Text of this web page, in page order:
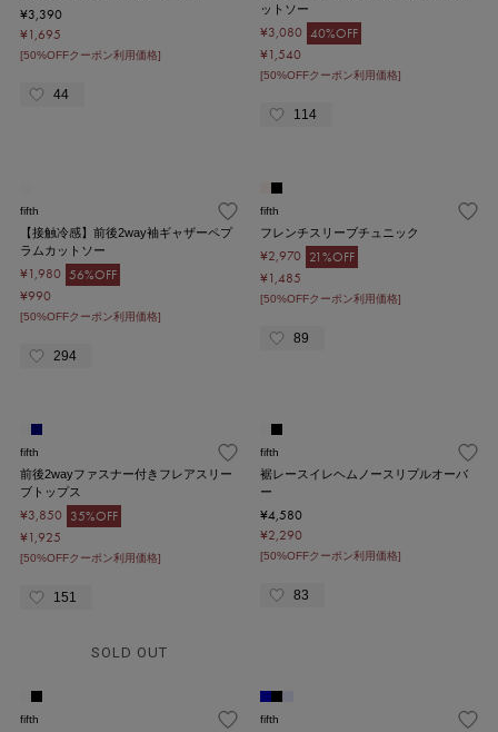
¥3,390
¥1,695
[50%OFFクーポン利用価格]
44
ットソー
¥3,080 40%OFF
¥1,540
[50%OFFクーポン利用価格]
114
fifth
【接触冷感】前後2way袖ギャザーペプ
ラムカットソー
¥1,980 56%OFF
¥990
[50%OFFクーポン利用価格]
294
fifth
フレンチスリーブチュニック
¥2,970 21%OFF
¥1,485
[50%OFFクーポン利用価格]
89
fifth
前後2wayファスナー付きフレアスリー
ブトップス
¥3,850 35%OFF
¥1,925
[50%OFFクーポン利用価格]
151
fifth
裾レースイレヘムノースリプルオーバ
ー
¥4,580
¥2,290
[50%OFFクーポン利用価格]
83
SOLD OUT
fifth fifth